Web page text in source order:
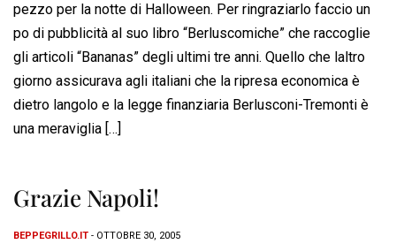
pezzo per la notte di Halloween. Per ringraziarlo faccio un
po di pubblicità al suo libro “Berluscomiche” che raccoglie
gli articoli “Bananas” degli ultimi tre anni. Quello che laltro
giorno assicurava agli italiani che la ripresa economica è
dietro langolo e la legge finanziaria Berlusconi-Tremonti è
una meraviglia […]
Grazie Napoli!
BEPPEGRILLO.IT - OTTOBRE 30, 2005